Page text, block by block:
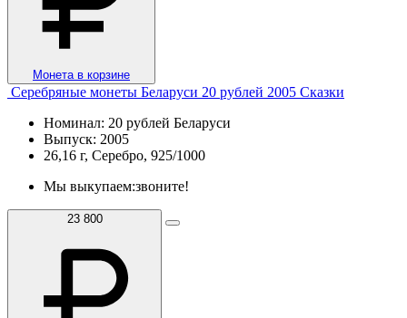
Монета в корзине
Серебряные монеты Беларуси 20 рублей 2005 Сказки
Номинал: 20 рублей Беларуси
Выпуск: 2005
26,16 г, Серебро, 925/1000
Мы выкупаем:звоните!
23 800